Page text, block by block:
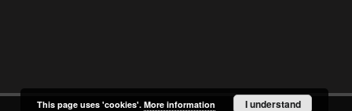
This page uses 'cookies'. More information I understand